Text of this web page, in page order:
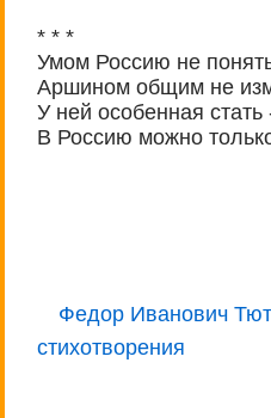
* * *
Умом Россию не
Аршином общим не
У ней особенная стать
В Россию можно
Федор Иванович
стихотворения